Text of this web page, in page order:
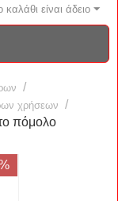
καλάθι είναι άδειο
/
χρήσεων /
πόμολο